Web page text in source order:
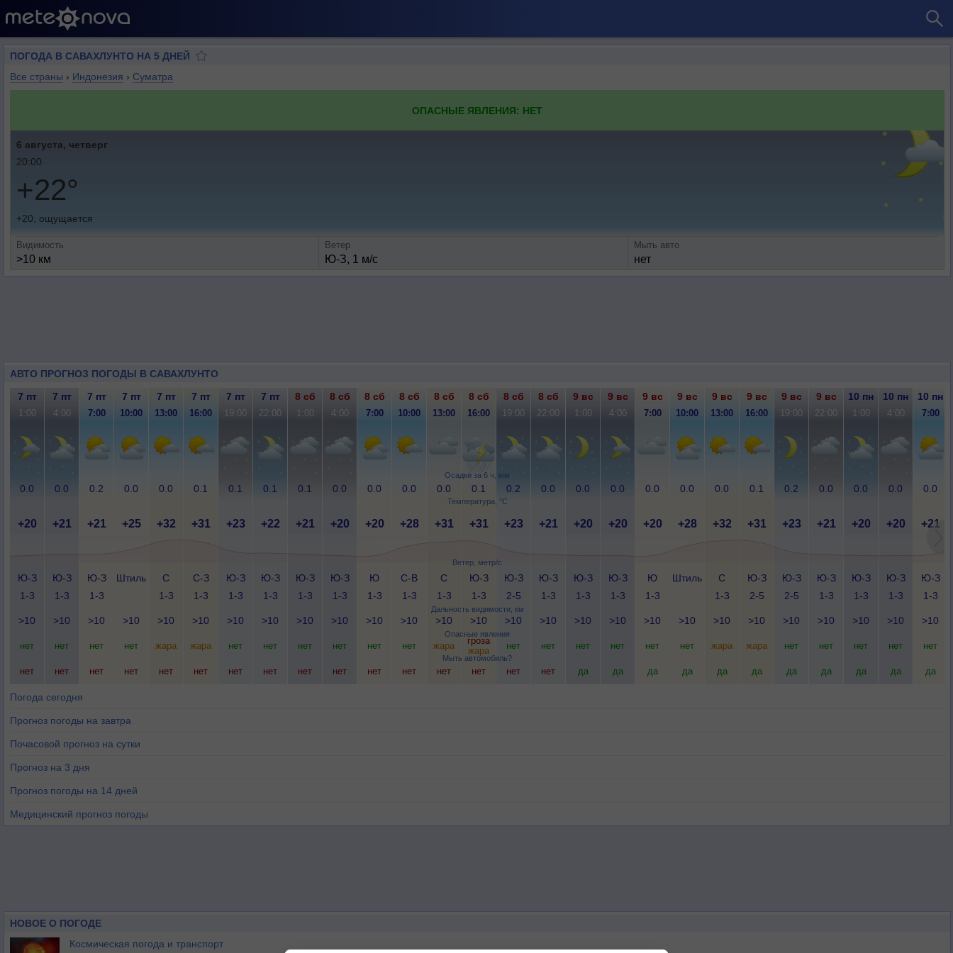
ПОГОДА В САВАХЛУНТО НА 5 ДНЕЙ
Все страны › Индонезия › Суматра
ОПАСНЫЕ ЯВЛЕНИЯ: НЕТ
6 августа, четверг
20:00
+22°
+20, ощущается
Видимость
>10 км
Ветер
Ю-З, 1 м/с
Мыть авто
нет
АВТО ПРОГНОЗ ПОГОДЫ В САВАХЛУНТО
Осадки за 6 ч, мм
Температура, °C
Ветер, метр/с
Дальность видимости, км
Опасные явления
Мыть автомобиль?
7 пт 7 пт 7 пт 7 пт 7 пт 7 пт 7 пт 7 пт 8 сб 8 сб 8 сб 8 сб 8 сб 8 сб 8 сб 8 сб 9 вс 9 вс 9 вс 9 вс 9 вс 9 вс 9 вс 9 вс 10 пн 10 пн 10 пн
1:00 4:00 7:00 10:00 13:00 16:00 19:00 22:00 1:00 4:00 7:00 10:00 13:00 16:00 19:00 22:00 1:00 4:00 7:00 10:00 13:00 16:00 19:00 22:00 1:00 4:00 7:00
0.0 0.0 0.2 0.0 0.0 0.1 0.1 0.1 0.1 0.0 0.0 0.0 0.0 0.1 0.2 0.0 0.0 0.0 0.0 0.0 0.0 0.1 0.2 0.0 0.0 0.0 0.0
+20 +21 +21 +25 +32 +31 +23 +22 +21 +20 +20 +28 +31 +31 +23 +21 +20 +20 +20 +28 +32 +31 +23 +21 +20 +20 +21
Ю-З
1-3
Ю-З
1-3
Ю-З
1-3
Штиль
С
1-3
С-З
1-3
Ю-З
1-3
Ю-З
1-3
Ю-З
1-3
Ю-З
1-3
Ю
1-3
С-В
1-3
С
1-3
Ю-З
1-3
Ю-З
2-5
Ю-З
1-3
Ю-З
1-3
Ю-З
1-3
Ю
1-3
Штиль
С
1-3
Ю-З
2-5
Ю-З
2-5
Ю-З
1-3
Ю-З
1-3
Ю-З
1-3
Ю-З
1-3
>10 >10 >10 >10 >10 >10 >10 >10 >10 >10 >10 >10 >10 >10 >10 >10 >10 >10 >10 >10 >10 >10 >10 >10 >10 >10 >10
нет нет нет нет жара жара нет нет нет нет нет нет жара
гроза
жара
нет нет нет нет нет нет жара жара нет нет нет нет нет
нет нет нет нет нет нет нет нет нет нет нет нет нет нет нет нет да да да да да да да да да да да
Погода сегодня
Прогноз погоды на завтра
Почасовой прогноз на сутки
Прогноз на 3 дня
Прогноз погоды на 14 дней
Медицинский прогноз погоды
НОВОЕ О ПОГОДЕ
Космическая погода и транспорт